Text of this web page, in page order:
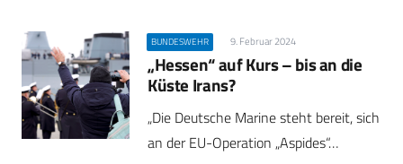
BUNDESWEHR 9. Februar 2024
„Hessen“ auf Kurs – bis an die
Küste Irans?
„Die Deutsche Marine steht bereit, sich
an der EU-Operation „Aspides“…